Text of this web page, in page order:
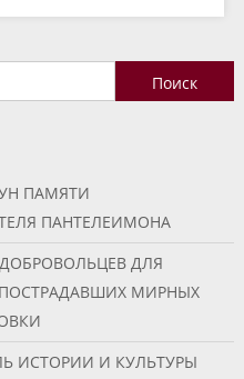
Найти:
ПАМЯТИ
ПАНТЕЛЕИМОНА
ДЛЯ
МИРНЫХ
ИСТОРИИ И КУЛЬТУРЫ